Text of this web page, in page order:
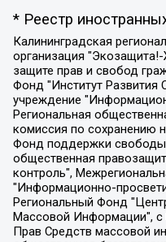
* Реестр
Калининградская региональная общественная организация "Экозащита!-Женсовет", Фонд содействия защите прав и свобод граждан "Общественный вердикт", Фонд "Институт Развития Свободы Информации", Частное учреждение "Информационное агентство МЕМО. РУ", Региональная общественная организация "Общественная комиссия по сохранению наследия академика Сахарова", Фонд поддержки свободы прессы, Санкт-Петербургская общественная правозащитная организация "Гражданский контроль", Межрегиональная общественная организация "Информационно-просветительский центр "Мемориал", Региональный Фонд "Центр Защиты Прав Средств Массовой Информации", с 05.12.2023 Фонд "Центр Защиты Прав Средств массовой информации", Региональная общественная благотворительная организация помощи беженцам и мигрантам "Гражданское содействие", Негосударственное образовательное учреждение дополнительного профессионального образования (повышение квалификации) специалистов "АКАДЕМИЯ ПО ПРАВАМ ЧЕЛОВЕКА", Свердловская региональная общественная организация "Сутяжник", Автономная некоммерческая организация "Центр независимых социологических исследований", Союз общественных объединений "Российский исследовательский центр по правам человека", Региональное общественное учреждение научно-информационный центр "МЕМОРИАЛ", Некоммерческая организация "Фонд защиты гласности", Автономная некоммерческая организация "Институт прав человека", Городская общественная организация "Екатеринбургское общество "МЕМОРИАЛ", Городская общественная организация "Рязанское историко-просветительское и правозащитное общество "Мемориал" (Рязанский Мемориал), Челябинский региональный орган общественной самодеятельности – женское общественное объединение "Женщины Евразии", Челябинский региональный орган общественной самодеятельности "Уральская правозащитная группа", Фонд содействия защите здоровья и социальной справедливости имени Андрея Рылькова, Автономная Некоммерческая Организация "Аналитический Центр Юрия Левады", Автономная некоммерческая организация социальной поддержки населения "Проект Апрель", Региональная общественная организация помощи женщинам и детям, находящимся в кризисной ситуации "Информационно-методический центр "Анна", Фонд содействия развитию массовых коммуникаций и правовому просвещению "Так-так-Так", Фонд содействия устойчивому развитию "Серебряная тайга", Свердловский региональный общественный фонд социальных проектов "Новое время", "Idel.Реалии", Кавказ.Реалии, Крым.Реалии, Телеканал Настоящее Время, Татаро-башкирская служба Радио Свобода (Azatliq Radiosi), Радио Свободная Европа/Радио Свобода (PCE/PC), "Сибирь.Реалии", "Фактограф", Благотворительный фонд помощи осужденным и их семьям, Автономная некоммерческая организация "Институт глобализации и социальных движений", Фонд "В защиту прав заключенных", Частное учреждение "Центр поддержки и содействия развитию средств массовой информации", Пензенский региональный общественный благотворительный фонд "Гражданский союз", "Север.Реалии", Некоммерческая организация Фонд "Правовая инициатива", Общество с ограниченной ответственностью "Радио Свободная Европа/Радио Свобода", Чешское информационное агентство "MEDIUM-ORIENT", Красноярская региональная общественная организация "Мы против СПИДа", Камалягин Денис Николаевич, Маркелов Сергей Евгеньевич, Пономарев Лев Александрович, Савицкая Людмила Алексеевна, Автономная некоммерческая организация "Центр по работе с проблемой насилия "НАСИЛИЮ.НЕТ", Межрегиональный профессиональный союз работников здравоохранения "Альянс врачей", Юридическое лицо, зарегистрированное в Латвийской Республике, SIA "Medusa Project" (регистрационный номер 40103797863, дата регистрации 10.06.2014), Некоммерческая организация "Фонд по борьбе с коррупцией", Автономная некоммерческая организация "Институт права и публичной политики", Баданин Роман Сергеевич, Гликин Максим Александрович, Железнова Мария Михайловна, Лукьянова Юлия Сергеевна, Маетная Елизавета Витальевна, Маняхин Петр Борисович, Чуракова Ольга Владимировна, Ярош Юлия Петровна, Юридическое лицо "The Insider SIA", зарегистрированное в Риге, Латвийская Республика (дата регистрации 26.06.2015), являющееся администратором доменного имени интернет-издания "The Insider SIA", https://theins.ru, Постернак Алексей Евгеньевич, Рубин Михаил Аркадьевич, Анин Роман Александрович, Юридическое лицо Istories fonds, зарегистрированное в Латвийской Республике (регистрационный номер 50008295751, дата регистрации 24.02.2020), Великовский Дмитрий Александрович, Долинина Ирина Николаевна, Мароховская Алеся Алексеевна, Шлейнов Роман Юрьевич, Шмагун Олеся Валентиновна, Общество с ограниченной ответственностью "Альтаир 2021", Общество с ограниченной ответственностью "Вега 2021", Общество с ограниченной ответственностью "Главный редактор 2021", Общество с ограниченной ответственностью "Ромашки монолит", Важенков Артем Валерьевич, Ивановская областная общественная организация "Центр гендерных исследований", Гурман Юрий Альбертович, Медиапроект "ОВД-Инфо", Егоров Владимир Владимирович, Жилинский Владимир Александрович, Общество с ограниченной ответственностью "ЗП", Иванова София Юрьевна, Карезина Инна Павловна, Кильтау Екатерина Викторовна, Петров Алексей Викторович, Пискунов Сергей Евгеньевич, Смирнов Сергей Сергеевич, Тихонов Михаил Сергеевич, Общество с ограниченной ответственностью "ЖУРНАЛИСТ-ИНОСТРАННЫЙ АГЕНТ", Арапова Галина Юрьевна, Вольтская Татьяна Анатольевна, Американская компания "Mason G.E.S. Anonymous Foundation" (США), являющаяся владельцем интернет-издания https://mnews.world/, Компания "Stichting Bellingcat", зарегистрированная в